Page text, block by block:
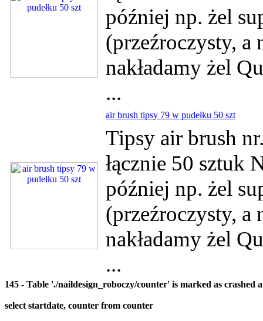
później np. żel
(przeźroczysty, a
nakładamy żel
...
air brush tipsy 79 w pudełku 50 szt
Tipsy air brush
łącznie 50 sztuk
później np. żel
(przeźroczysty, a
nakładamy żel
...
145 - Table './naildesign_roboczy/counter' is marked as crashed
select startdate, counter from counter